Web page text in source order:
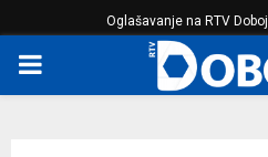
Oglašavanje na RTV Doboj
PRIMARY